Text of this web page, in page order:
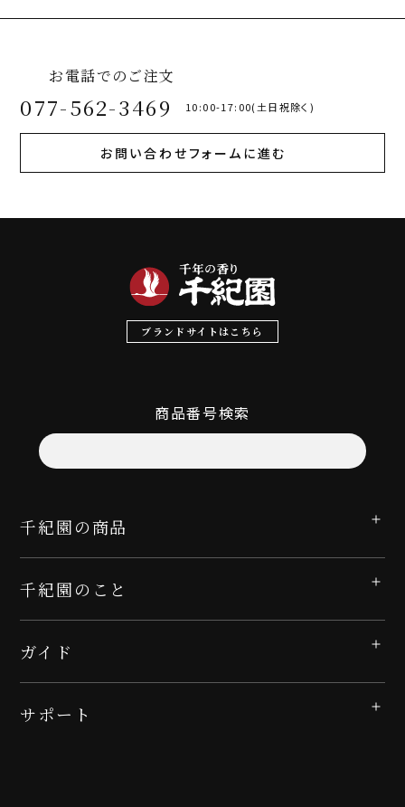
お電話でのご注文
077-562-3469 10:00-17:00(土日祝除く)
お問い合わせフォームに進む
ブランドサイトはこちら
商品番号検索
千紀園の商品
千紀園のこと
ガイド
サポート